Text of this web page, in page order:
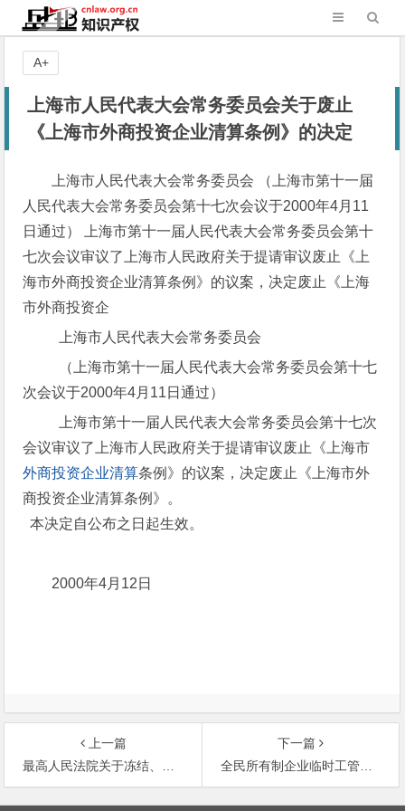
上海市人民代表大会常务委员会关于废止
《上海市外商投资企业清算条例》的决定
上海市人民代表大会常务委员会 （上海市第十一届
人民代表大会常务委员会第十七次会议于2000年4月11
日通过） 上海市第十一届人民代表大会常务委员会第十
七次会议审议了上海市人民政府关于提请审议废止《上
海市外商投资企业清算条例》的议案，决定废止《上海
市外商投资企
上海市人民代表大会常务委员会
（上海市第十一届人民代表大会常务委员会第十七
次会议于2000年4月11日通过）
上海市第十一届人民代表大会常务委员会第十七次
会议审议了上海市人民政府关于提请审议废止《上海市
外商投资企业清算条例》的议案，决定废止《上海市外
商投资企业清算条例》。
本决定自公布之日起生效。
2000年4月12日
A+
上一篇
最高人民法院关于冻结、划拨证券或期货交易所证券登记结算机构、证券经营或期货经纪机构清算帐户资金等问题
下一篇
全民所有制企业临时工管理暂行规定
文